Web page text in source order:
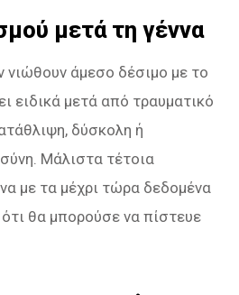
μετά τη γέννα
νιώθουν άμεσο δέσιμο με το
ειδικά μετά από τραυματικό
δύσκολη ή
Μάλιστα τέτοια
με τα μέχρι τώρα δεδομένα
θα μπορούσε να πίστευε